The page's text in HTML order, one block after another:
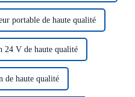
portable de haute qualité
24 V de haute qualité
de haute qualité